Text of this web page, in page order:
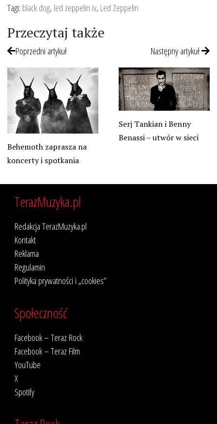
Tagi: black dog, led zeppelin iv, Led Zeppelin
Przeczytaj także
Poprzedni artykuł
Behemoth zaprasza na
koncerty i spotkania
Następny artykuł
Serj Tankian i Benny
Benassi – utwór w sieci
TerazMuzyka.pl
Redakcja TerazMuzyka.pl
Kontakt
Reklama
Regulamin
Polityka prywatności i „cookies”
Społeczność
Facebook – Teraz Rock
Facebook – Teraz Film
YouTube
X
Spotify